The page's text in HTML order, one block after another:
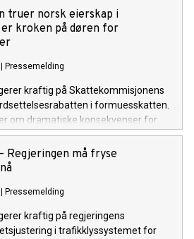
truer norsk eierskap i
kroken på døren for
Pressemelding
kraftig på Skattekommisjonens
i formuesskatten.
om dramatiske konsekvenser for
langs kysten.
Regjeringen må fryse
Pressemelding
kraftig på regjeringens
i trafikklyssystemet for